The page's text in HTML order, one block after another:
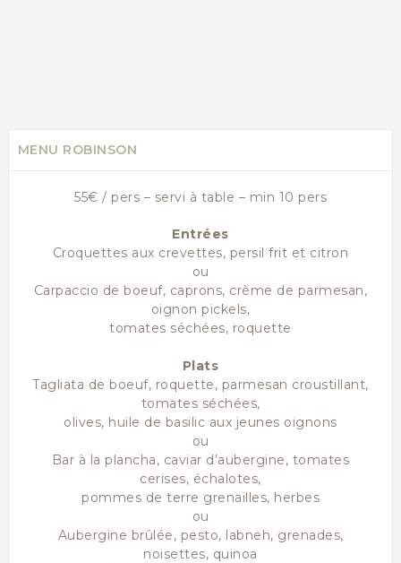
MENU ROBINSON
55€ / pers – servi à table – min 10 pers
Entrées
Croquettes aux crevettes, persil frit et citron
ou
Carpaccio de boeuf, caprons, crème de parmesan,
oignon pickels,
tomates séchées, roquette
Plats
Tagliata de boeuf, roquette, parmesan croustillant,
tomates séchées,
olives, huile de basilic aux jeunes oignons
ou
Bar à la plancha, caviar d’aubergine, tomates
cerises, échalotes,
pommes de terre grenailles, herbes
ou
Aubergine brûlée, pesto, labneh, grenades,
noisettes, quinoa